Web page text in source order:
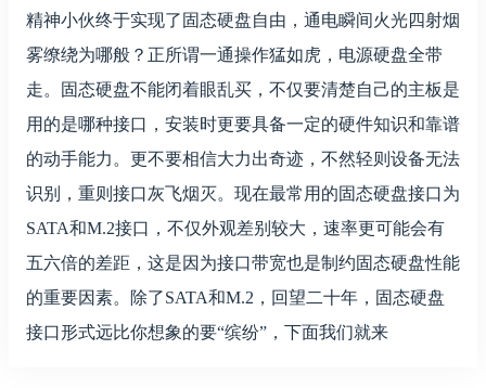
精神小伙终于实现了固态硬盘自由，通电瞬间火光四射烟
雾缭绕为哪般？正所谓一通操作猛如虎，电源硬盘全带
走。固态硬盘不能闭着眼乱买，不仅要清楚自己的主板是
用的是哪种接口，安装时更要具备一定的硬件知识和靠谱
的动手能力。更不要相信大力出奇迹，不然轻则设备无法
识别，重则接口灰飞烟灭。现在最常用的固态硬盘接口为
SATA和M.2接口，不仅外观差别较大，速率更可能会有
五六倍的差距，这是因为接口带宽也是制约固态硬盘性能
的重要因素。除了SATA和M.2，回望二十年，固态硬盘
接口形式远比你想象的要“缤纷”，下面我们就来